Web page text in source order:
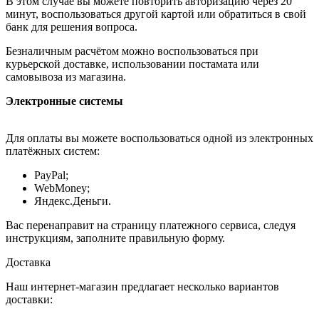
минут, воспользоваться другой картой или обратиться в свой
банк для решения вопроса.
Безналичным расчётом можно воспользоваться при
курьерской доставке, использовании постамата или
самовывоза из магазина.
Электронные системы
Для оплаты вы можете воспользоваться одной из электронных
платёжных систем:
PayPal;
WebMoney;
Яндекс.Деньги.
Вас перенаправит на страницу платежного сервиса, следуя
инструкциям, заполните правильную форму.
Доставка
Наш интернет-магазин предлагает несколько вариантов
доставки: